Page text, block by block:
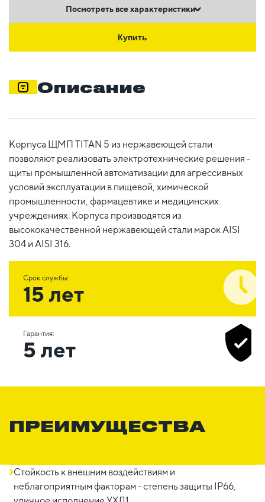
Посмотреть все характеристики
Купить
Описание
Корпуса ЩМП TITAN 5 из нержавеющей стали
позволяют реализовать электротехнические решения -
щиты промышленной автоматизации для агрессивных
условий эксплуатации в пищевой, химической
промышленности, фармацевтике и медицинских
учреждениях. Корпуса производятся из
высококачественной нержавеющей стали марок AISI
304 и AISI 316.
Срок службы:
15 лет
Гарантия:
5 лет
ПРЕИМУЩЕСТВА
Стойкость к внешним воздействиям и
неблагоприятным факторам - степень защиты IP66,